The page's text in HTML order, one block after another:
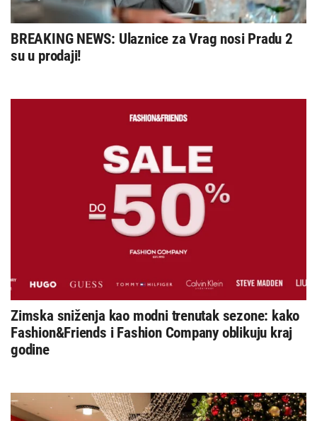
BREAKING NEWS: Ulaznice za Vrag nosi Pradu 2
su u prodaji!
Zimska sniženja kao modni trenutak sezone: kako
Fashion&Friends i Fashion Company oblikuju kraj
godine